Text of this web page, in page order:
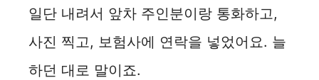
일단 내려서 앞차 주인분이랑 통화하고,
사진 찍고, 보험사에 연락을 넣었어요. 늘
하던 대로 말이죠.